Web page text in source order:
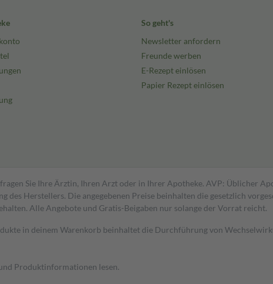
So geht's
Newsletter anfordern
Freunde werben
E-Rezept einlösen
Papier Rezept einlösen
Sie Ihre Ärztin, Ihren Arzt oder in Ihrer Apotheke. AVP: Üblicher
Herstellers. Die angegebenen Preise beinhalten die gesetzlich
Alle Angebote und Gratis-Beigaben nur solange der Vorrat reicht.
in deinem Warenkorb beinhaltet die Durchführung von
Produktinformationen lesen.